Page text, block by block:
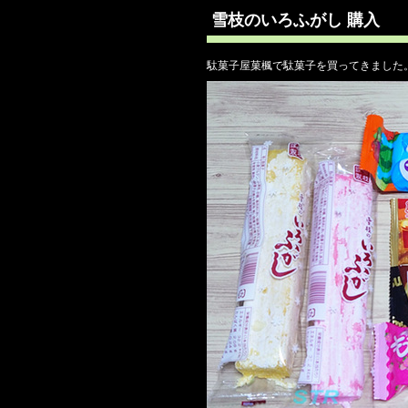
雪枝のいろふがし 購入
駄菓子屋菓楓で駄菓子を買ってきました